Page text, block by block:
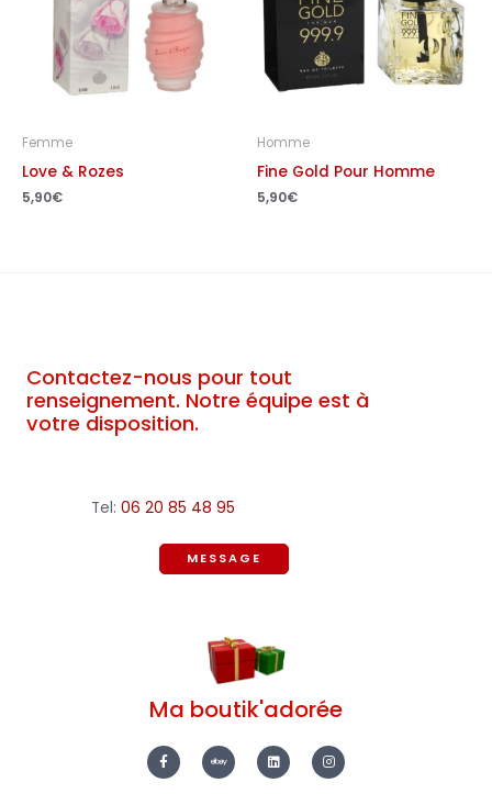
Femme
Love & Rozes
5,90€
Homme
Fine Gold Pour Homme
5,90€
Contactez-nous pour tout
renseignement. Notre équipe est à
votre disposition.
Tel: 06 20 85 48 95
MESSAGE
Ma boutik'adorée
a
c
e
b
a
y
i
n
k
n
s
t